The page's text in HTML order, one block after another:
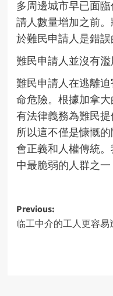
多周邊城市早已面
請人數量增加之前
於難民申請人是錯誤
難民申請人並沒有
難民申請人在逃離
命危險。根據加拿
有法律義務為難民提
所以這不僅是慷慨
會正義和人權傳統
中最脆弱的人群之一
Post
navigation
Previous:
临工中介的工人更容